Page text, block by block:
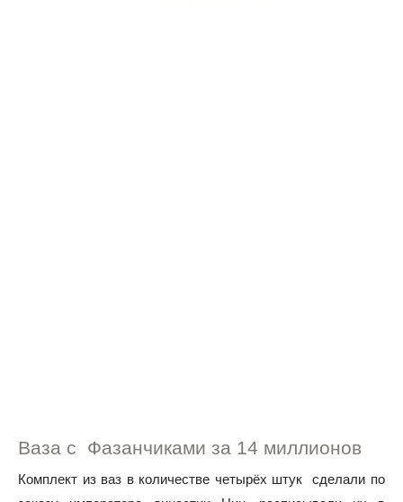
Ваза с Фазанчиками за 14 миллионов
Комплект из ваз в количестве четырёх штук сделали по